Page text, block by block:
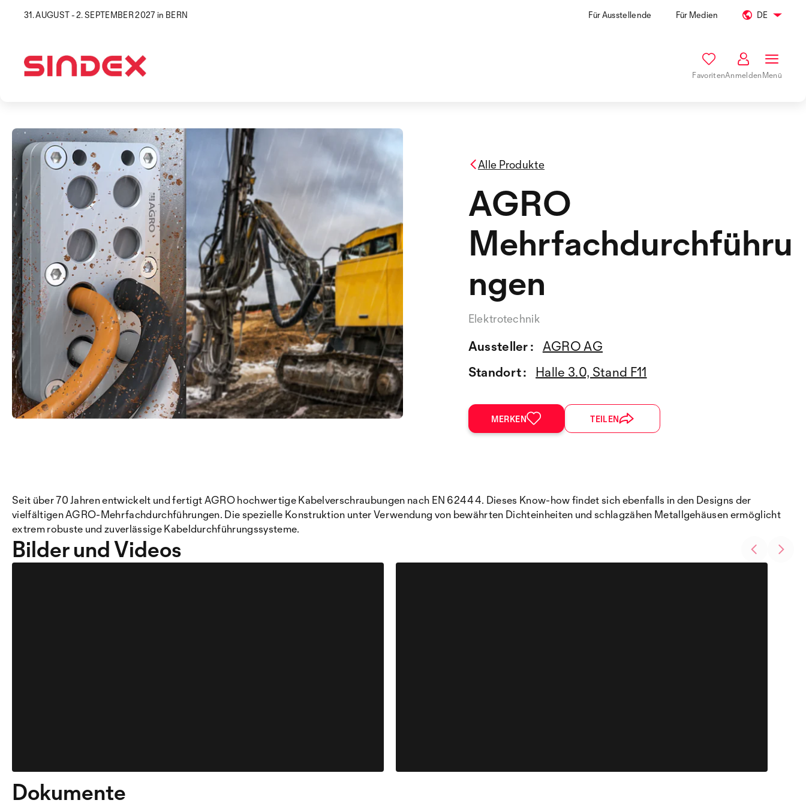
31. AUGUST - 2. SEPTEMBER 2027 in BERN Für Ausstellende Für Medien DE
FavoritenAnmeldenMenü
Alle Produkte
AGRO
Mehrfachdurchführu
ngen
Elektrotechnik
Aussteller :
AGRO AG
Standort :
Halle 3.0, Stand F11
MERKEN TEILEN
Seit über 70 Jahren entwickelt und fertigt AGRO hochwertige Kabelverschraubungen nach EN 62444. Dieses Know-how findet sich ebenfalls in den Designs der
vielfältigen AGRO-Mehrfachdurchführungen. Die spezielle Konstruktion unter Verwendung von bewährten Dichteinheiten und schlagzähen Metallgehäusen ermöglicht
extrem robuste und zuverlässige Kabeldurchführungssysteme.
Bilder und Videos
Dokumente